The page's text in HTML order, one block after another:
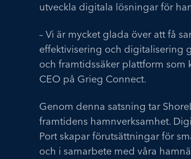
utveckla digitala lösningar för
– Vi är mycket glada över att få
effektivisering och digitalisering
och framtidssäker plattform som
CEO på Grieg Connect.
Genom denna satsning tar
framtidens hamnverksamhet.
Port skapar förutsättningar för
och i samarbete med våra